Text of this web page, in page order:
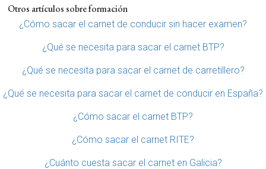
Otros artículos sobre formación
¿Cómo sacar el carnet de conducir sin hacer examen?
¿Qué se necesita para sacar el carnet BTP?
¿Qué se necesita para sacar el carnet de carretillero?
¿Qué se necesita para sacar el carnet de conducir en España?
¿Cómo sacar el carnet BTP?
¿Cómo sacar el carnet RITE?
¿Cuánto cuesta sacar el carnet en Galicia?